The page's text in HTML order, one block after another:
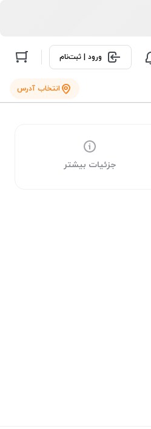
ورود | ثبت‌نام
انتخاب آدرس
جزئیات بیشتر